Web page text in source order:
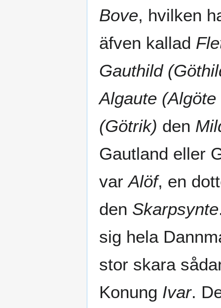
Bove, hvilken
äfven kallad
Gauthild
Algaute (Algöte
(Götrik) den
Gautland eller
varAlöf, en
den Skarpsynte
sig hela
stor skara
Konung Ivar.